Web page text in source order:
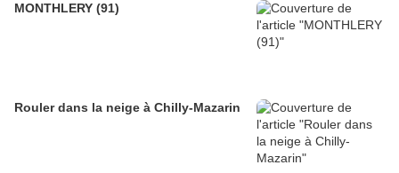
MONTHLERY (91)
Rouler dans la neige à Chilly-Mazarin